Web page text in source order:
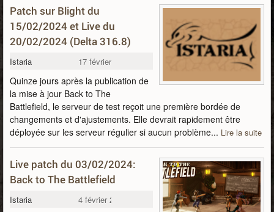
Patch sur Blight du
15/02/2024 et Live du
20/02/2024 (Delta 316.8)
Istaria 17 février 2024
Quinze jours après la publication de
la mise à jour Back to The
Battlefield, le serveur de test reçoit une première bordée de
changements et d'ajustements. Elle devrait rapidement être
déployée sur les serveur régulier si aucun problème... Lire la suite
Live patch du 03/02/2024:
Back to The Battlefield
Istaria 4 février 2024